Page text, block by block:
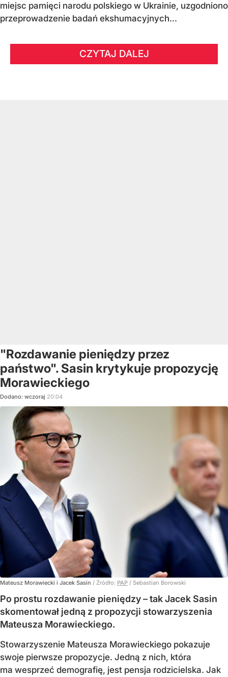
miejsc pamięci narodu polskiego w Ukrainie, uzgodniono
przeprowadzenie badań ekshumacyjnych...
CZYTAJ DALEJ
"Rozdawanie pieniędzy przez
państwo". Sasin krytykuje propozycję
Morawieckiego
Dodano: wczoraj 20:04
Mateusz Morawiecki i Jacek Sasin / Źródło: PAP / Sebastian Borowski
Po prostu rozdawanie pieniędzy – tak Jacek Sasin
skomentował jedną z propozycji stowarzyszenia
Mateusza Morawieckiego.
Stowarzyszenie Mateusza Morawieckiego pokazuje
swoje pierwsze propozycje. Jedną z nich, która
ma wesprzeć demografię, jest pensja rodzicielska. Jak